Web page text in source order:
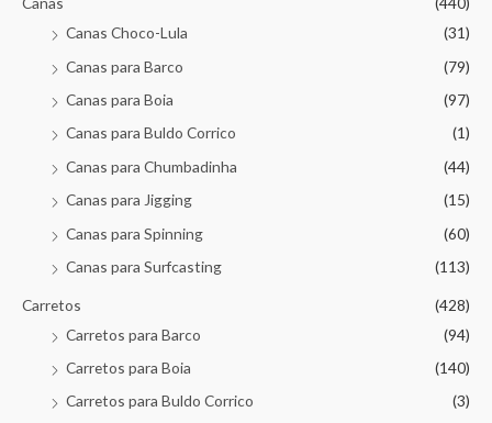
Canas Choco-Lula
(31)
Canas para Barco
(79)
Canas para Boia
(97)
Canas para Buldo Corrico
(1)
Canas para Chumbadinha
(44)
Canas para Jigging
(15)
Canas para Spinning
(60)
Canas para Surfcasting
(113)
Carretos
(428)
Carretos para Barco
(94)
Carretos para Boia
(140)
Carretos para Buldo Corrico
(3)